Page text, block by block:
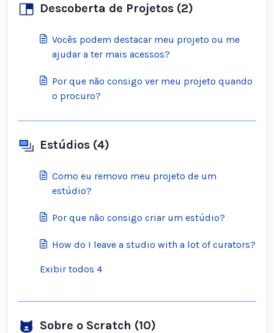
Descoberta de Projetos (2)
Vocês podem destacar meu projeto ou me
ajudar a ter mais acessos?
Por que não consigo ver meu projeto quando
o procuro?
Estúdios (4)
Como eu removo meu projeto de um
estúdio?
Por que não consigo criar um estúdio?
How do I leave a studio with a lot of curators?
Exibir todos 4
Sobre o Scratch (10)